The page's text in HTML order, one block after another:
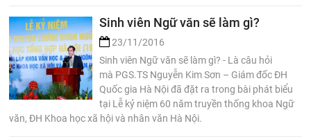
Sinh viên Ngữ văn sẽ làm gì?
23/11/2016
Sinh viên Ngữ văn sẽ làm gì? - Là câu hỏi
mà PGS.TS Nguyễn Kim Sơn – Giám đốc ĐH
Quốc gia Hà Nội đã đặt ra trong bài phát biểu
tại Lễ kỷ niệm 60 năm truyền thống khoa Ngữ
văn, ĐH Khoa học xã hội và nhân văn Hà Nội.